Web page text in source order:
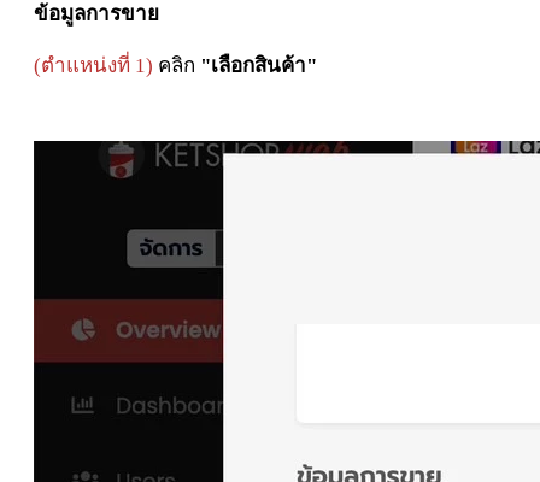
ข้อมูลการขาย
(ตำแหน่งที่ 1) คลิก "เลือกสินค้า"